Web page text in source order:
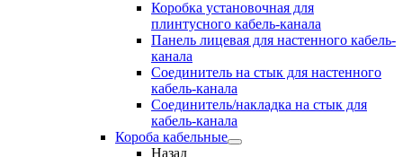
Коробка установочная для
плинтусного кабель-канала
Панель лицевая для настенного кабель-
канала
Соединитель на стык для настенного
кабель-канала
Соединитель/накладка на стык для
кабель-канала
Короба кабельные
Назад